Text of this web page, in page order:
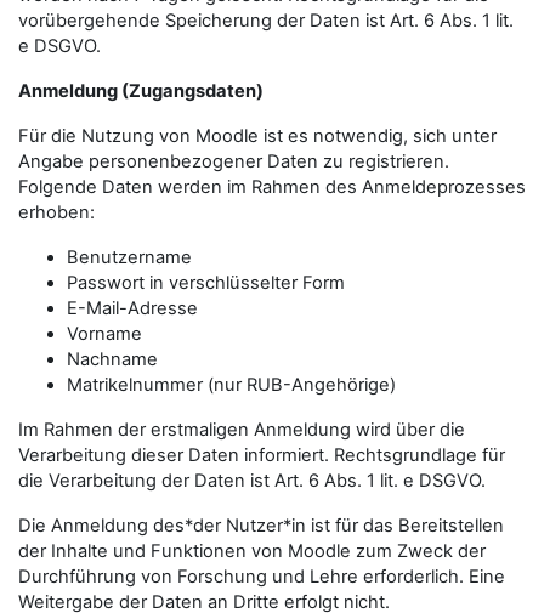
vorübergehende Speicherung der Daten ist Art. 6 Abs. 1 lit.
e DSGVO.
Anmeldung (Zugangsdaten)
Für die Nutzung von Moodle ist es notwendig, sich unter
Angabe personenbezogener Daten zu registrieren.
Folgende Daten werden im Rahmen des Anmeldeprozesses
erhoben:
Benutzername
Passwort in verschlüsselter Form
E-Mail-Adresse
Vorname
Nachname
Matrikelnummer (nur RUB-Angehörige)
Im Rahmen der erstmaligen Anmeldung wird über die
Verarbeitung dieser Daten informiert. Rechtsgrundlage für
die Verarbeitung der Daten ist Art. 6 Abs. 1 lit. e DSGVO.
Die Anmeldung des*der Nutzer*in ist für das Bereitstellen
der Inhalte und Funktionen von Moodle zum Zweck der
Durchführung von Forschung und Lehre erforderlich. Eine
Weitergabe der Daten an Dritte erfolgt nicht.